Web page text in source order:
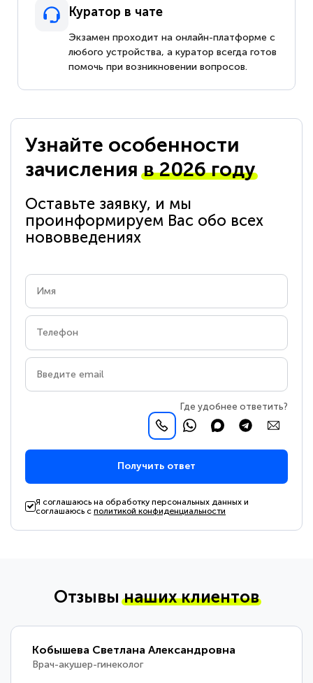
Куратор в чате
Экзамен проходит на онлайн-платформе с
любого устройства, а куратор всегда готов
помочь при возникновении вопросов.
Узнайте особенности
зачисленияв 2026 году
Оставьте заявку, и мы
проинформируем Вас обо всех
нововведениях
Где удобнее ответить?
Получить ответ
Я соглашаюсь на обработку персональных данных и
соглашаюсь сполитикой конфиденциальности
Отзывынаших клиентов
Кобышева Светлана Александровна
Врач-акушер-гинеколог